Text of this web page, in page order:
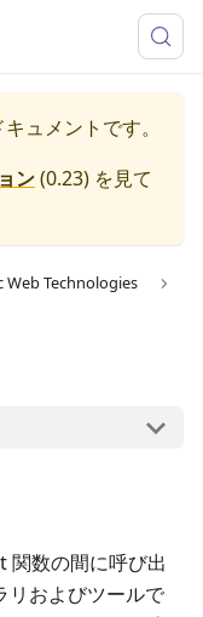
ュメントです。
ン(0.23) を見て
Technologies
関数の間に呼び出
リおよびツールで